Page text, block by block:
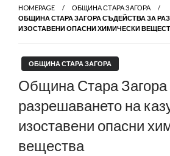
HOMEPAGE
ОБЩИНА СТАРА ЗАГОРА
ОБЩИНА СТАРА ЗАГОРА СЪДЕЙСТВА ЗА
ИЗОСТАВЕНИ ОПАСНИ ХИМИЧЕСКИ
ОБЩИНА СТАРА ЗАГОРА
Община Стара Загора
разрешаването на
изоставени опасни
вещества